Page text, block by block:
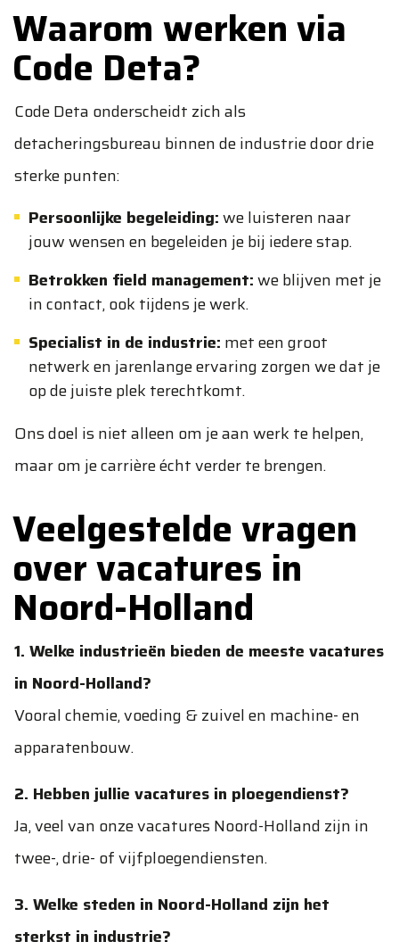
Waarom werken via
Code Deta?
Code Deta onderscheidt zich als
detacheringsbureau binnen de industrie door drie
sterke punten:
Persoonlijke begeleiding:we luisteren naar
jouw wensen en begeleiden je bij iedere stap.
Betrokken field management:we blijven met je
in contact, ook tijdens je werk.
Specialist in de industrie: met een groot
netwerk en jarenlange ervaring zorgen we dat je
op de juiste plek terechtkomt.
Ons doel is niet alleen om je aan werk te helpen,
maar om je carrière écht verder te brengen.
Veelgestelde vragen
over vacatures in
Noord-Holland
1. Welke industrieën bieden de meeste vacatures
in Noord-Holland?
Vooral chemie, voeding & zuivel en machine- en
apparatenbouw.
2. Hebben jullie vacatures in ploegendienst?
Ja, veel van onze vacatures Noord-Holland zijn in
twee-, drie- of vijfploegendiensten.
3. Welke steden in Noord-Holland zijn het
sterkst in industrie?